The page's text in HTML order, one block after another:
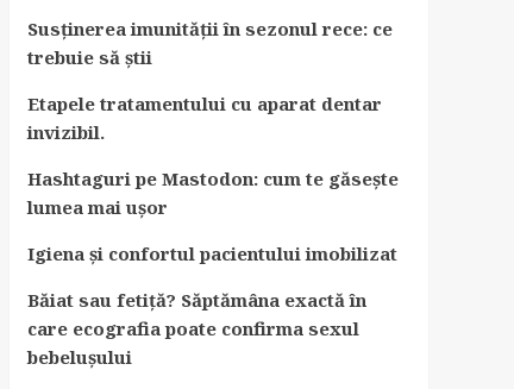
Susținerea imunității în sezonul rece: ce
trebuie să știi
Etapele tratamentului cu aparat dentar
invizibil.
Hashtaguri pe Mastodon: cum te găsește
lumea mai ușor
Igiena și confortul pacientului imobilizat
Băiat sau fetiță? Săptămâna exactă în
care ecografia poate confirma sexul
bebelușului